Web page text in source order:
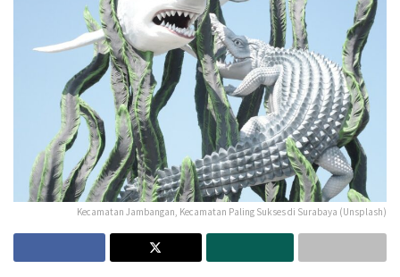
Kecamatan Jambangan, Kecamatan Paling Sukses di Surabaya (Unsplash)